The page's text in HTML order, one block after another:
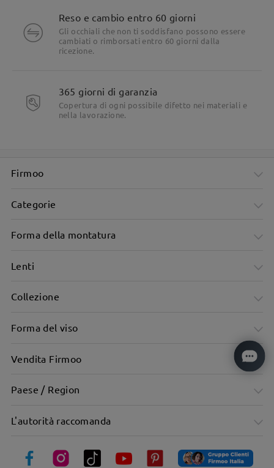
Reso e cambio entro 60 giorni
Gli occhiali che non ti soddisfano possono essere
cambiati o rimborsati entro 60 giorni dalla
ricezione.
365 giorni di garanzia
Copertura di ogni possibile difetto nei materiali e
nella lavorazione.
Firmoo
Categorie
Forma della montatura
Lenti
Collezione
Forma del viso
Vendita Firmoo
Paese / Region
L'autorità raccomanda